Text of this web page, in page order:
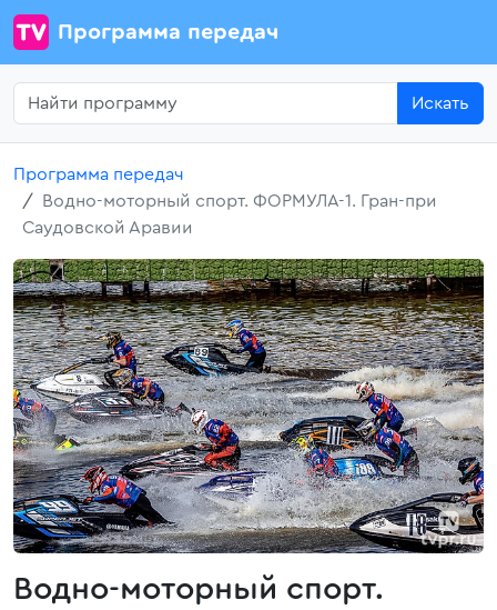
Программа передач
Искать
Программа передач
Водно-моторный спорт. ФОРМУЛА-1. Гран-при
Саудовской Аравии
Водно-моторный спорт.